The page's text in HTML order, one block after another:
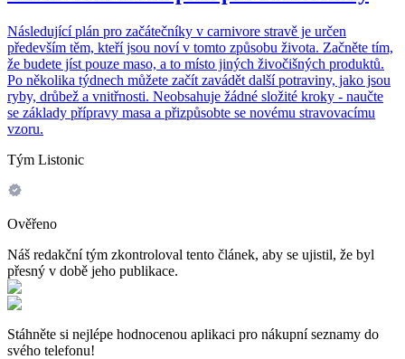
Následující plán pro začátečníky v carnivore stravě je určen
především těm, kteří jsou noví v tomto způsobu života. Začněte tím,
že budete jíst pouze maso, a to místo jiných živočišných produktů.
Po několika týdnech můžete začít zavádět další potraviny, jako jsou
ryby, drůbež a vnitřnosti. Neobsahuje žádné složité kroky - naučte
se základy přípravy masa a přizpůsobte se novému stravovacímu
vzoru.
Tým Listonic
Ověřeno
Náš redakční tým zkontroloval tento článek, aby se ujistil, že byl
přesný v době jeho publikace.
Stáhněte si nejlépe hodnocenou aplikaci pro nákupní seznamy do
svého telefonu!